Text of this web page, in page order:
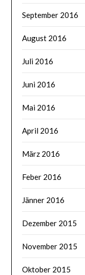
September 2016
August 2016
Juli 2016
Juni 2016
Mai 2016
April 2016
März 2016
Feber 2016
Jänner 2016
Dezember 2015
November 2015
Oktober 2015